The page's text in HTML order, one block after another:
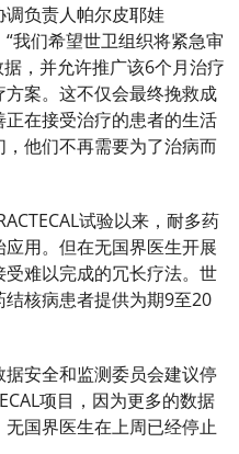
负责人帕尔皮耶娃
我们希望世卫组织将紧急审
据，并允许推广该6个月治疗
案。这不仅会最终挽救成
在接受治疗的患者的生活
他们不再需要为了治病而
试验以来，耐多药
用。但在无国界医生开展
难以完成的冗长疗法。世
核病患者提供为期9至20
安全和监测委员会建议停
项目，因为更多的数据
国界医生在上周已经停止